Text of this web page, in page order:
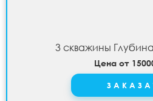
3 скважины
Цена от